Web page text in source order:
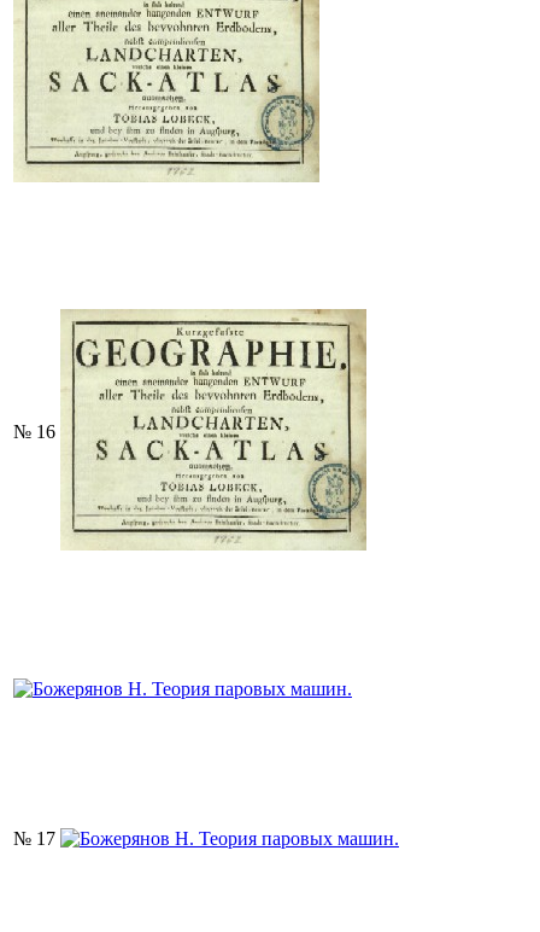
№ 16
№ 17